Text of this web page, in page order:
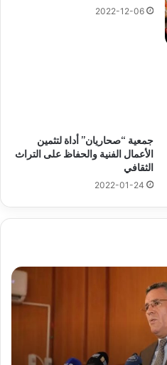
2022-12-06
جمعية “صحاريان” أداة لتثمين
الأعمال الفنية والحفاظ على التراث
الثقافي
2022-01-24